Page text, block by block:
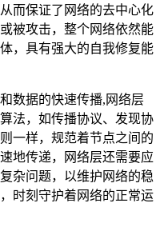
而保证了网络的去中心化
被攻击，整个网络依然能
，具有强大的自我修复能
数据的快速传播,网络层
法，如传播协议、发现协
一样，规范着节点之间的
地传递，网络层还需要应
杂问题，以维护网络的稳
时刻守护着网络的正常运